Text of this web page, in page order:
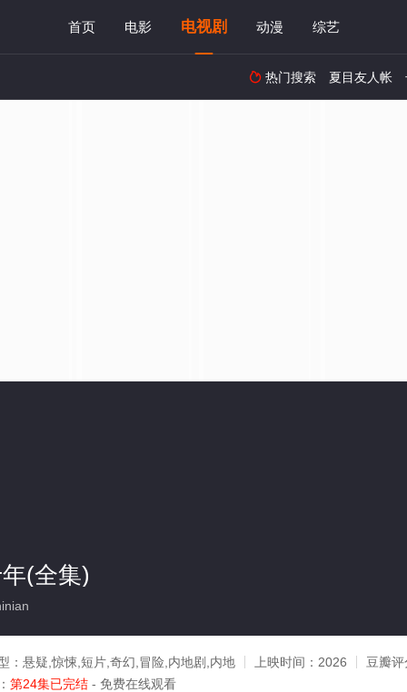
首页 电影 电视剧 动漫 综艺
 热门搜索 夏目友人帐
(全集)
： 悬疑,惊悚,短片,奇幻,冒险,内地剧,内地 上映时间： 2026
豆瓣
第24集已完结 - 免费在线观看